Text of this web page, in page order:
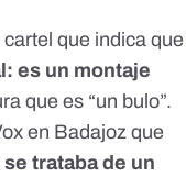
que indica que
es un montaje
que es “un bulo”.
en Badajoz que
se trataba de un